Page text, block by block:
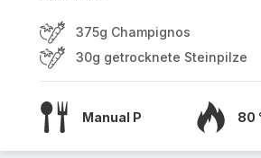
375g Champignos
30g getrocknete Steinpilze
Manual P 80